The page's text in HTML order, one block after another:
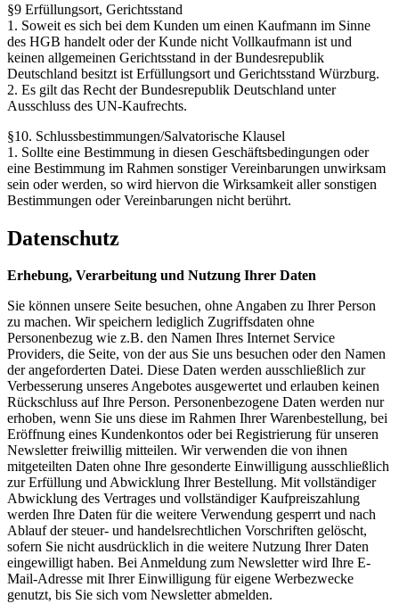
§9 Erfüllungsort, Gerichtsstand
1. Soweit es sich bei dem Kunden um einen Kaufmann im Sinne
des HGB handelt oder der Kunde nicht Vollkaufmann ist und
keinen allgemeinen Gerichtsstand in der Bundesrepublik
Deutschland besitzt ist Erfüllungsort und Gerichtsstand Würzburg.
2. Es gilt das Recht der Bundesrepublik Deutschland unter
Ausschluss des UN-Kaufrechts.
§10. Schlussbestimmungen/Salvatorische Klausel
1. Sollte eine Bestimmung in diesen Geschäftsbedingungen oder
eine Bestimmung im Rahmen sonstiger Vereinbarungen unwirksam
sein oder werden, so wird hiervon die Wirksamkeit aller sonstigen
Bestimmungen oder Vereinbarungen nicht berührt.
Datenschutz
Erhebung, Verarbeitung und Nutzung Ihrer Daten
Sie können unsere Seite besuchen, ohne Angaben zu Ihrer Person
zu machen. Wir speichern lediglich Zugriffsdaten ohne
Personenbezug wie z.B. den Namen Ihres Internet Service
Providers, die Seite, von der aus Sie uns besuchen oder den Namen
der angeforderten Datei. Diese Daten werden ausschließlich zur
Verbesserung unseres Angebotes ausgewertet und erlauben keinen
Rückschluss auf Ihre Person. Personenbezogene Daten werden nur
erhoben, wenn Sie uns diese im Rahmen Ihrer Warenbestellung, bei
Eröffnung eines Kundenkontos oder bei Registrierung für unseren
Newsletter freiwillig mitteilen. Wir verwenden die von ihnen
mitgeteilten Daten ohne Ihre gesonderte Einwilligung ausschließlich
zur Erfüllung und Abwicklung Ihrer Bestellung. Mit vollständiger
Abwicklung des Vertrages und vollständiger Kaufpreiszahlung
werden Ihre Daten für die weitere Verwendung gesperrt und nach
Ablauf der steuer- und handelsrechtlichen Vorschriften gelöscht,
sofern Sie nicht ausdrücklich in die weitere Nutzung Ihrer Daten
eingewilligt haben. Bei Anmeldung zum Newsletter wird Ihre E-
Mail-Adresse mit Ihrer Einwilligung für eigene Werbezwecke
genutzt, bis Sie sich vom Newsletter abmelden.